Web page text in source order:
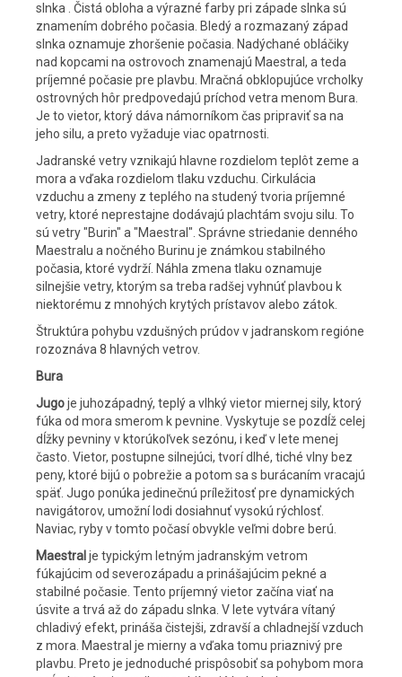
slnka . Čistá obloha a výrazné farby pri západe slnka sú
znamením dobrého počasia. Bledý a rozmazaný západ
slnka oznamuje zhoršenie počasia. Nadýchané obláčiky
nad kopcami na ostrovoch znamenajú Maestral, a teda
príjemné počasie pre plavbu. Mračná obklopujúce vrcholky
ostrovných hôr predpovedajú príchod vetra menom Bura.
Je to vietor, ktorý dáva námorníkom čas pripraviť sa na
jeho silu, a preto vyžaduje viac opatrnosti.
Jadranské vetry vznikajú hlavne rozdielom teplôt zeme a
mora a vďaka rozdielom tlaku vzduchu. Cirkulácia
vzduchu a zmeny z teplého na studený tvoria príjemné
vetry, ktoré neprestajne dodávajú plachtám svoju silu. To
sú vetry "Burin" a "Maestral". Správne striedanie denného
Maestralu a nočného Burinu je známkou stabilného
počasia, ktoré vydrží. Náhla zmena tlaku oznamuje
silnejšie vetry, ktorým sa treba radšej vyhnúť plavbou k
niektorému z mnohých krytých prístavov alebo zátok.
Štruktúra pohybu vzdušných prúdov v jadranskom regióne
rozoznáva 8 hlavných vetrov.
Bura
Jugoje juhozápadný, teplý a vlhký vietor miernej sily, ktorý
fúka od mora smerom k pevnine. Vyskytuje se pozdĺž celej
dĺžky pevniny v ktorúkoľvek sezónu, i keď v lete menej
často. Vietor, postupne silnejúci, tvorí dlhé, tiché vlny bez
peny, ktoré bijú o pobrežie a potom sa s burácaním vracajú
späť. Jugo ponúka jedinečnú príležitosť pre dynamických
navigátorov, umožní lodi dosiahnuť vysokú rýchlosť.
Naviac, ryby v tomto počasí obvykle veľmi dobre berú.
Maestral je typickým letným jadranským vetrom
fúkajúcim od severozápadu a prinášajúcim pekné a
stabilné počasie. Tento príjemný vietor začína viať na
úsvite a trvá až do západu slnka. V lete vytvára vítaný
chladivý efekt, prináša čistejši, zdravší a chladnejší vzduch
z mora. Maestral je mierny a vďaka tomu priaznivý pre
plavbu. Preto je jednoduché prispôsobiť sa pohybom mora